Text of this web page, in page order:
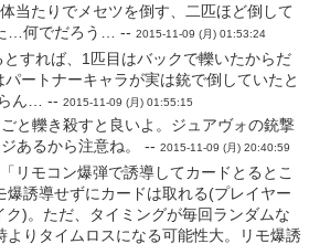
当たりでメセツを倒す、二匹ほど倒して
…何でだろう… -- 2015-11-09 (月) 01:53:24
すれば、1匹目はバックで轢いたからだ
ートナーキャラが実は銃で倒していたと
ん… -- 2015-11-09 (月) 01:55:15
と轢き殺すと良いよ。ジュアヴォの銃撃
あるから注意ね。 -- 2015-11-09 (月) 20:40:59
リモコン爆弾で誘導してカードとるとこ
爆誘導せずにカードは取れる(プレイヤー
ク)。ただ、タイミングが毎回ランダムな
よりタイムロスになる可能性大。リモ爆誘